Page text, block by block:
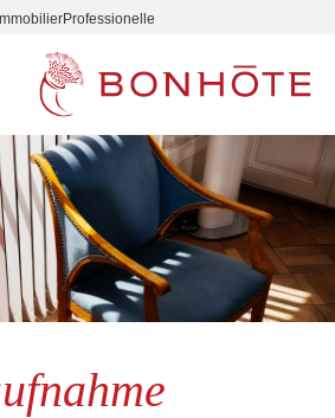
Professionelle
Navigation principale